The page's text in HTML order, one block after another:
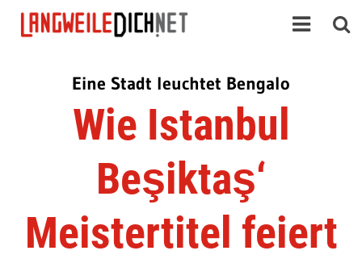
Eine Stadt leuchtet Bengalo
Wie Istanbul
Beşiktaş‘
Meistertitel feiert